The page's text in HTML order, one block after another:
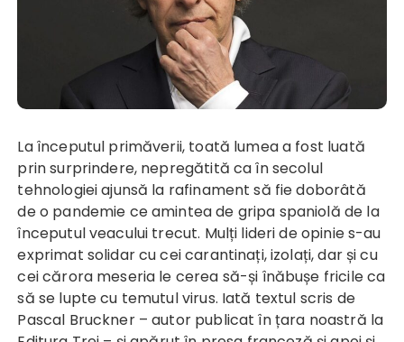
La începutul primăverii, toată lumea a fost luată
prin surprindere, nepregătită ca în secolul
tehnologiei ajunsă la rafinament să fie doborâtă
de o pandemie ce amintea de gripa spaniolă de la
începutul veacului trecut. Mulți lideri de opinie s-au
exprimat solidar cu cei carantinați, izolați, dar și cu
cei cărora meseria le cerea să-și înăbușe fricile ca
să se lupte cu temutul virus. Iată textul scris de
Pascal Bruckner – autor publicat în țara noastră la